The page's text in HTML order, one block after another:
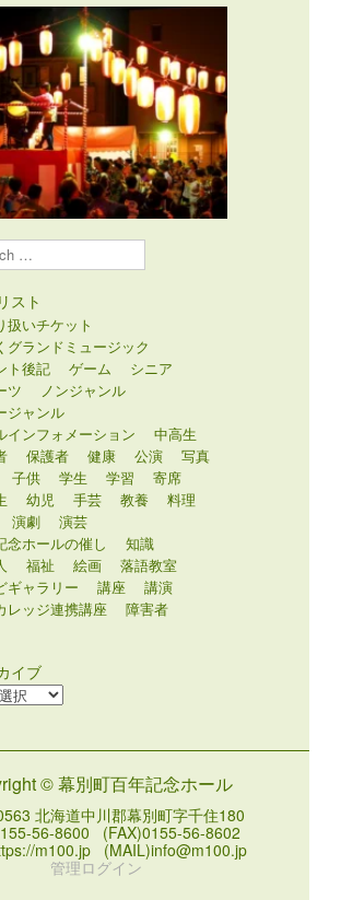
スト
扱いチケット
グランドミュージック
ト後記
ゲーム
シニア
ツ
ノンジャンル
ジャンル
インフォメーション
中高生
保護者 健康 公演
写真
子供 学生 学習
寄席
幼児 手芸 教養
料理
演劇
演芸
念ホールの催し
知識
福祉 絵画
落語教室
ギャラリー
講座
講演
レッジ連携講座
障害者
イブ
© 幕別町百年記念ホール
北海道中川郡幕別町字千住180
56-8600 (FAX)0155-56-8602
m100.jp (MAIL)info@m100.jp
管理ログイン